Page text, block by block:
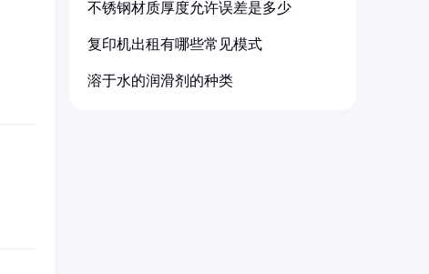
不锈钢材质厚度允许误差是多少
复印机出租有哪些常见模式
溶于水的润滑剂的种类